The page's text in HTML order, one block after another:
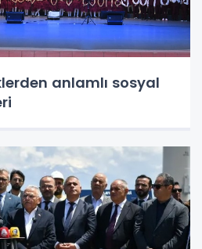
anlamlı sosyal